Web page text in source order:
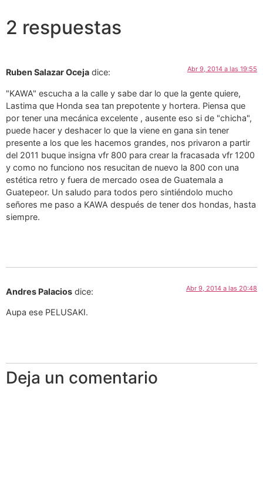
2 respuestas
Ruben Salazar Oceja dice: Abr 9, 2014 a las 19:55
"KAWA" escucha a la calle y sabe dar lo que la gente quiere,
Lastima que Honda sea tan prepotente y hortera. Piensa que
por tener una mecánica excelente , ausente eso si de "chicha",
puede hacer y deshacer lo que la viene en gana sin tener
presente a los que les hacemos grandes, nos privaron a partir
del 2011 buque insigna vfr 800 para crear la fracasada vfr 1200
y como no funciono nos resucitan de nuevo la 800 con una
estética retro y fuera de mercado osea de Guatemala a
Guatepeor. Un saludo para todos pero sintiéndolo mucho
señores me paso a KAWA después de tener dos hondas, hasta
siempre.
Andres Palacios dice: Abr 9, 2014 a las 20:48
Aupa ese PELUSAKI.
Deja un comentario